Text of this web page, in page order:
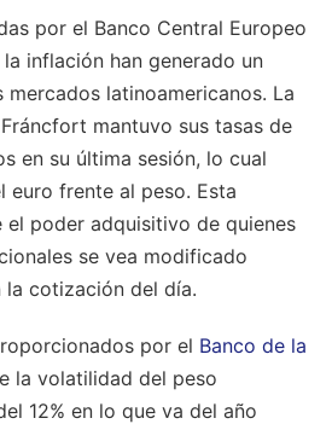
por el Banco Central Europeo
inflación han generado un
latinoamericanos. La
mantuvo sus tasas de
en su última sesión, lo cual
euro frente al peso. Esta
el poder adquisitivo de quienes
se vea modificado
la cotización del día.
por el Banco de la
la volatilidad del peso
12% en lo que va del año